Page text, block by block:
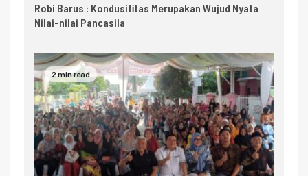
Robi Barus : Kondusifitas Merupakan Wujud Nyata
Nilai-nilai Pancasila
2 min read